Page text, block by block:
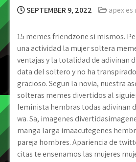
SEPTEMBER 9, 2022 apex es
15 memes friendzone si mismos.
una actividad la mujer soltera
ventajas y la totalidad de adivinan
data del soltero y no ha
gracioso. Segun la novia, nuestra
solteras memes divertidos al
feminista hembras todas adivinan
wa. Sa, imagenes
manga larga imaacutegenes
pareja hombres.Apariencia de
citas te ensenamos las mujeres